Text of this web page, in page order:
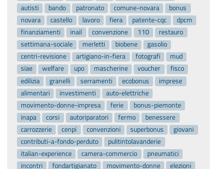
autisti
bando patronato comune-novara
bonus
novara
castello lavoro fiera patente-cqc
dpcm
finanziamenti
inail convenzione 110
restauro
settimana-sociale
merletti biobene
gasolio
centri-revisione
artigiano-in-fiera fotografi
mud
siae
welfare upo mascherine voucher
fisco
edilizia
granelli serramenti ecobonus
imprese
alimentari
investimenti
auto-elettriche
movimento-donne-impresa
ferie
bonus-piemonte
inapa
corsi autoriparatori fermo
benessere
carrozzerie
cenpi convenzioni superbonus
giovani
contributi-a-fondo-perduto
pulitintolavanderie
italian-experience
camera-commercio
pneumatici
incontri
fondartigianato movimento-donne elezioni